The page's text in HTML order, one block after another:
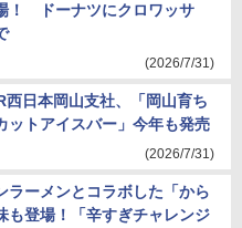
！ ドーナツにクロワッサ
(2026/7/31)
西日本岡山支社、「岡山育ち
ットアイスバー」今年も発売
(2026/7/31)
ラーメンとコラボした「から
も登場！「辛すぎチャレンジ